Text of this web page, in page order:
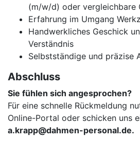
(m/w/d) oder vergleichbare
Erfahrung im Umgang
Handwerkliches Geschick
Verständnis
Selbstständige und präzise
Abschluss
Sie fühlen sich angesprochen?
Für eine schnelle Rückmeldung
Online-Portal oder schicken uns
a.krapp@dahmen-personal.de.